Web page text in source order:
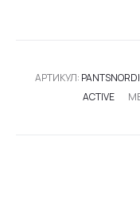
АРТИКУЛ:
ACTIVE